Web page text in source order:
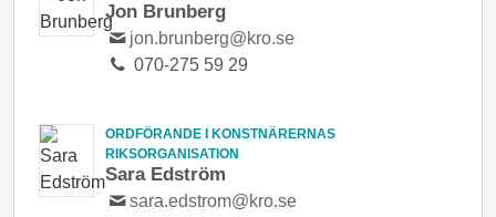
Jon Brunberg
jon.brunberg@kro.se
070-275 59 29
ORDFÖRANDE I KONSTNÄRERNAS
RIKSORGANISATION
Sara Edström
sara.edstrom@kro.se